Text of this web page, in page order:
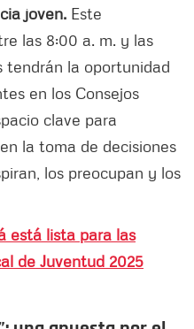
joven. Este
las 8:00 a. m. y las
tendrán la oportunidad
en los Consejos
clave para
la toma de decisiones
los preocupan y los
está lista para las
de Juventud 2025